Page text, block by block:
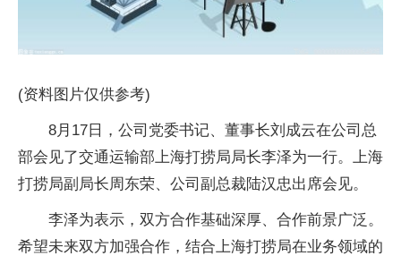
(资料图片仅供参考)
8月17日，公司党委书记、董事长刘成云在公司总
部会见了交通运输部上海打捞局局长李泽为一行。上海
打捞局副局长周东荣、公司副总裁陆汉忠出席会见。
李泽为表示，双方合作基础深厚、合作前景广泛。
希望未来双方加强合作，结合上海打捞局在业务领域的